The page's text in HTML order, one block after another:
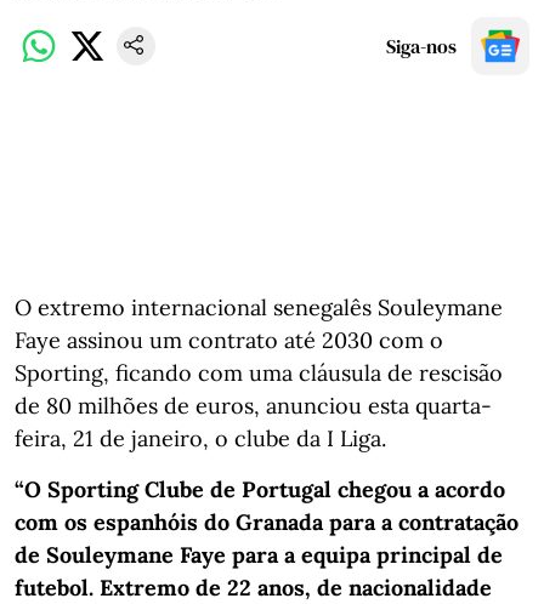
Siga-nos
O extremo internacional senegalês Souleymane
Faye assinou um contrato até 2030 com o
Sporting, ficando com uma cláusula de rescisão
de 80 milhões de euros, anunciou esta quarta-
feira, 21 de janeiro, o clube da I Liga.
“O Sporting Clube de Portugal chegou a acordo
com os espanhóis do Granada para a contratação
de Souleymane Faye para a equipa principal de
futebol. Extremo de 22 anos, de nacionalidade